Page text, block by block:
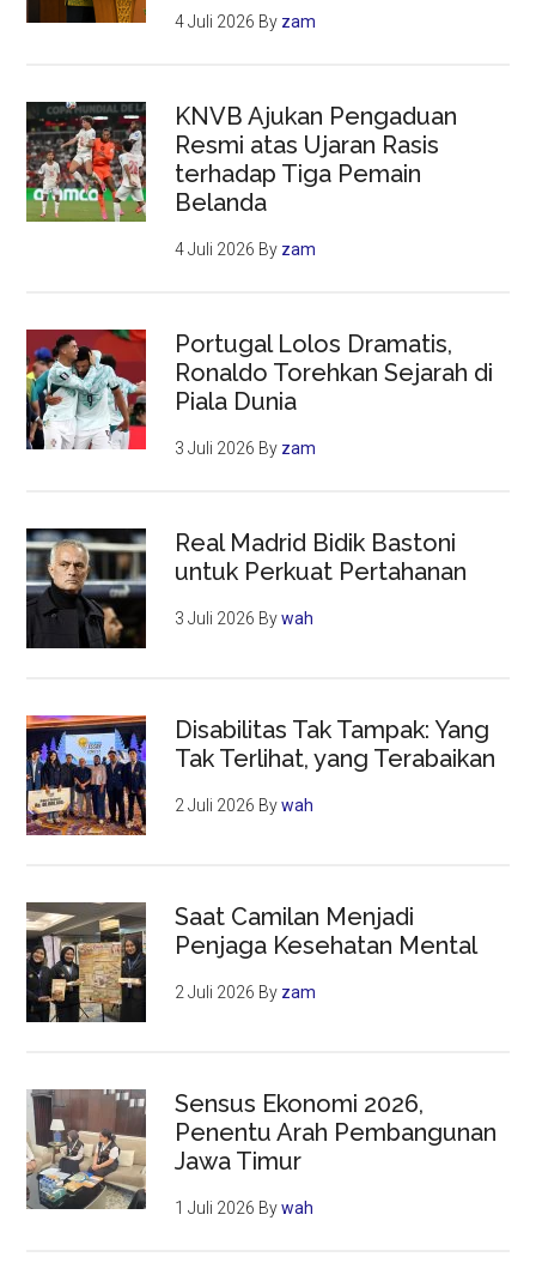
4 Juli 2026 By zam
KNVB Ajukan Pengaduan
Resmi atas Ujaran Rasis
terhadap Tiga Pemain
Belanda
4 Juli 2026 By zam
Portugal Lolos Dramatis,
Ronaldo Torehkan Sejarah di
Piala Dunia
3 Juli 2026 By zam
Real Madrid Bidik Bastoni
untuk Perkuat Pertahanan
3 Juli 2026 Bywah
Disabilitas Tak Tampak: Yang
Tak Terlihat, yang Terabaikan
2 Juli 2026 Bywah
Saat Camilan Menjadi
Penjaga Kesehatan Mental
2 Juli 2026 By zam
Sensus Ekonomi 2026,
Penentu Arah Pembangunan
Jawa Timur
1 Juli 2026 Bywah